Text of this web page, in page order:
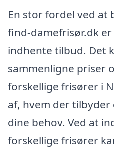
En stor fordel ved
find-damefrisør.dk
indhente tilbud. Det
sammenligne priser
forskellige frisører i
af, hvem der
dine behov. Ved at
forskellige frisører